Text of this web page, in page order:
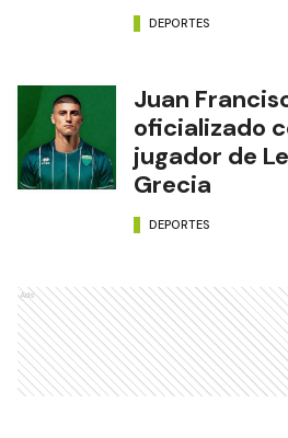
DEPORTES
Juan
oficializado
jugador de
Grecia
DEPORTES
Ads